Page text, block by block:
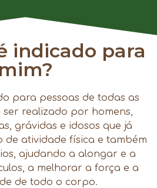
indicado para
mim?
para pessoas de todas as
realizado por homens,
grávidas e idosos que já
de atividade física e também
ajudando a alongar e a
a melhorar a força e a
de todo o corpo.